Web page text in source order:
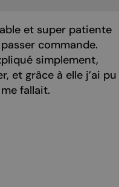
et super patiente
commande.
simplement,
et grâce à elle j’ai pu
fallait.